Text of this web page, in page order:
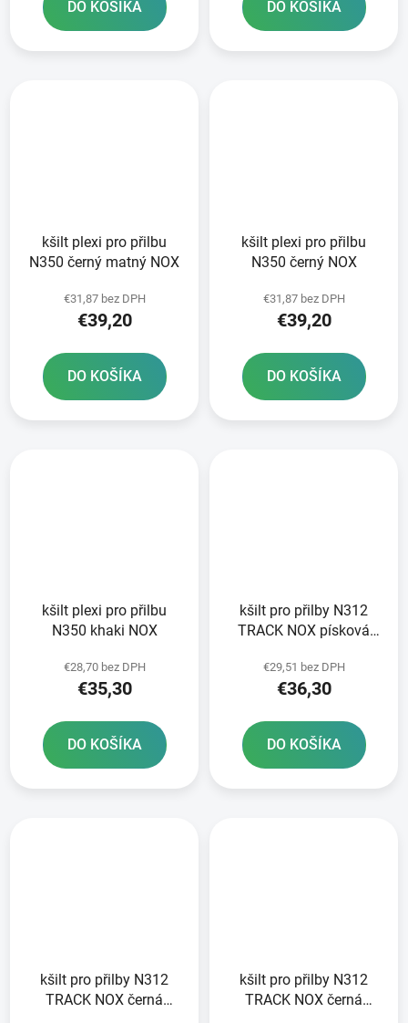
DO KOŠÍKA DO KOŠÍKA
kšilt plexi pro přilbu
N350 černý matný NOX
€31,87 bez DPH
€39,20
DO KOŠÍKA
kšilt plexi pro přilbu
N350 černý NOX
€31,87 bez DPH
€39,20
DO KOŠÍKA
kšilt plexi pro přilbu
N350 khaki NOX
€28,70 bez DPH
€35,30
DO KOŠÍKA
kšilt pro přilby N312
TRACK NOX písková
€29,51 bez DPH
€36,30
DO KOŠÍKA
kšilt pro přilby N312
TRACK NOX černá
kšilt pro přilby N312
TRACK NOX černá